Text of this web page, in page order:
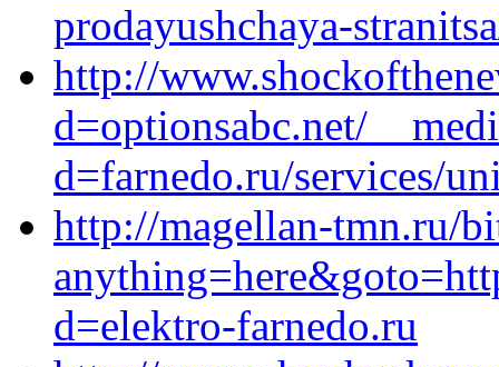
prodayushchaya-
http://
d=optionsabc.net/
d=farnedo.ru/services/
http://magellan-tmn.ru/
d=elektro-farnedo.ru